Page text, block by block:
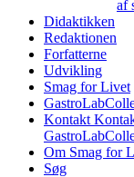
af
Didaktikken
Redaktionen
Forfatterne
Udvikling
Smag for Livet
Kontakt
Om Smag for
Søg